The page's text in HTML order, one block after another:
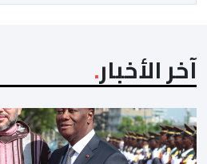
آخر الأخبار